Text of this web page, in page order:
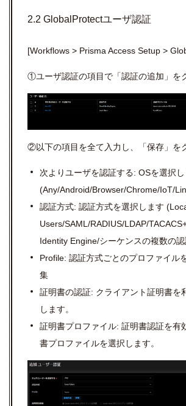
2.2 GlobalProtectユーザ認証
[Workflows > Prisma Access Setup >
①ユーザ認証の項目で「認証の追加」を
②以下の項目を全て入力し、「保存」を
次よりユーザを認証する: OSを選択
(Any/Android/Browser/Chrome/IoT/
認証方式: 認証方式を選択します
Users/SAML/RADIUS/LDAP/
Identity Engine/シーケンスの複数の
Profile: 認証方式ごとのプロファイル
集
証明書の認証: クライアント証明書を
します。
証明書プロファイル: 証明書認証を有
書プロファイルを選択します。